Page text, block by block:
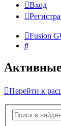
Вход
Fusion
Поиск
Перейти к